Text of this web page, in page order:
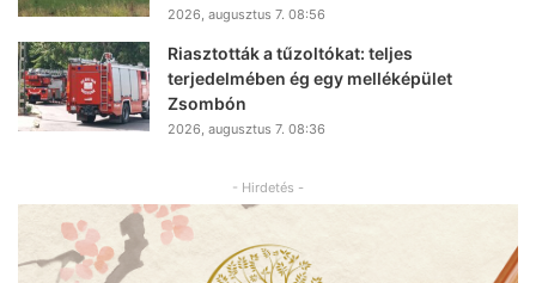
2026, augusztus 7. 08:56
Riasztották a tűzoltókat: teljes
terjedelmében ég egy melléképület
Zsombón
2026, augusztus 7. 08:36
- Hirdetés -